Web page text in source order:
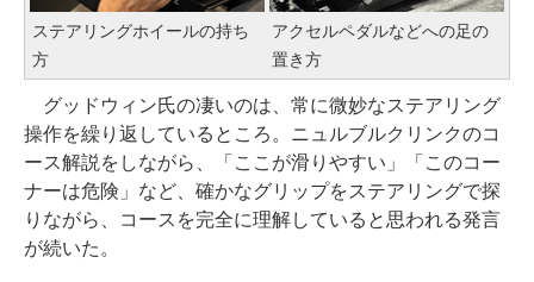
ステアリングホイールの持ち
方
アクセルペダルなどへの足の
置き方
グッドウィン氏の凄いのは、常に微妙なステアリング
操作を繰り返しているところ。ニュルブルクリンクのコ
ース解説をしながら、「ここが滑りやすい」「このコー
ナーは危険」など、確かなグリップをステアリングで探
りながら、コースを完全に理解していると思われる発言
が続いた。